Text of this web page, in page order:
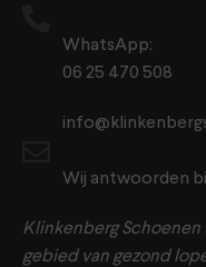
WhatsApp:
06 25 470 508
Wij antwoorden
Klinkenberg
gebied van gezond